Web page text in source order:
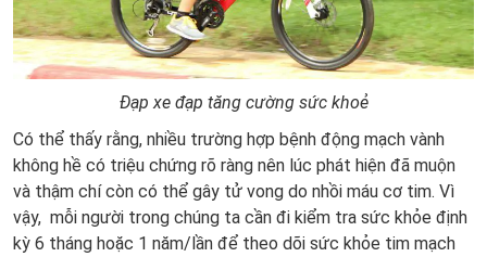
Đạp xe đạp tăng cường sức khoẻ
Có thể thấy rằng, nhiều trường hợp bệnh động mạch vành
không hề có triệu chứng rõ ràng nên lúc phát hiện đã muộn
và thậm chí còn có thể gây tử vong do nhồi máu cơ tim. Vì
vậy, mỗi người trong chúng ta cần đi kiểm tra sức khỏe định
kỳ 6 tháng hoặc 1 năm/lần để theo dõi sức khỏe tim mạch